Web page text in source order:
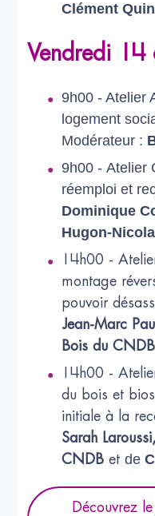
Clément
Vendredi 14
9h00 - Atelier
logement
Modérateur :
9h00 -Atelier
réemploi et
Dominique
Hugon-
14h00 -
montage
pouvoir
Jean-Marc
Bois du CNDB
14h00 -
du bois et
initiale à la
Sarah
CNDB etde
Découvrez